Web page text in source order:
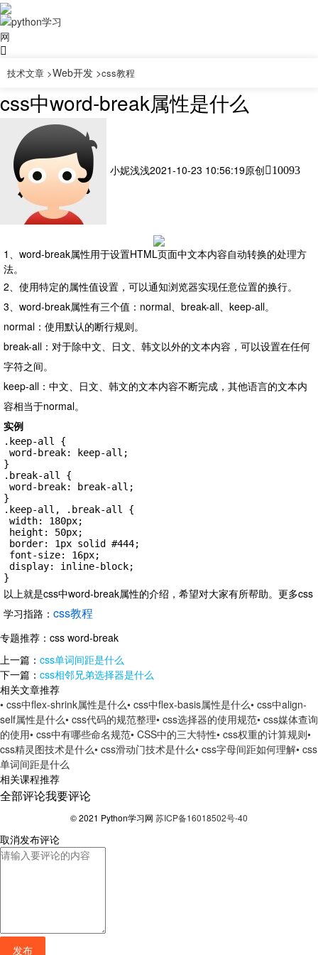
技术文章 >Web开发 >css教程
css中word-break属性是什么
小妮浅浅2021-10-23 10:56:19原创 10093
1、word-break属性用于设置HTML页面中文本内容自动转换的处理方
法。
2、使用特定的属性值设置，可以通知浏览器实现任意位置的换行。
3、word-break属性有三个值：normal、break-all、keep-all。
normal：使用默认的断行规则。
break-all：对于除中文、日文、韩文以外的文本内容，可以设置在任何
字符之间。
keep-all：中文、日文、韩文的文本内容不断完成，其他语言的文本内
容相当于normal。
实例
.keep-all {
}
.break-all {
}
.keep-all, .break-all {
}
以上就是css中word-break属性的介绍，希望对大家有所帮助。 更多css
学习指路： css教程
专题推荐： css word-break
上一篇： css单词间距是什么
下一篇： css相邻兄弟选择器是什么
相关文章推荐
• css中flex-shrink属性是什么• css中flex-basis属性是什么• css中align-
self属性是什么• css代码的规范整理• css选择器的使用规范• css媒体查询
的使用• css中有哪些命名规范• CSS中的三大特性• css权重的计算规则•
css精灵图技术是什么• css滑动门技术是什么• css字母间距如何理解• css
单词间距是什么
相关课程推荐
全部评论我要评论
© 2021 Python学习网 苏ICP备16018502号-40
取消发布评论
发布